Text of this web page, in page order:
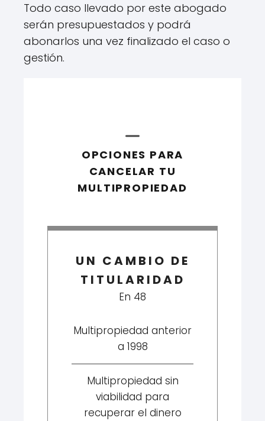
Todo caso llevado por este abogado
serán presupuestados y podrá
abonarlos una vez finalizado el caso o
gestión.
OPCIONES PARA
CANCELAR TU
MULTIPROPIEDAD
UN CAMBIO DE
TITULARIDAD
En 48
Multipropiedad anterior
a 1998
Multipropiedad sin
viabilidad para
recuperar el dinero